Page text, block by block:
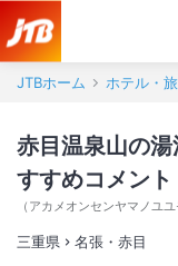
JTBホーム ホテル・
赤目温泉山の
すすめコメント
（ アカメオンセンヤマノユ
三重県 名張・赤目